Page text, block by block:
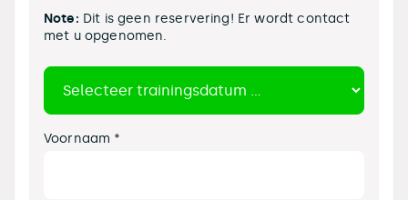
Note: Dit is geen reservering! Er wordt contact
met u opgenomen.
Voornaam *